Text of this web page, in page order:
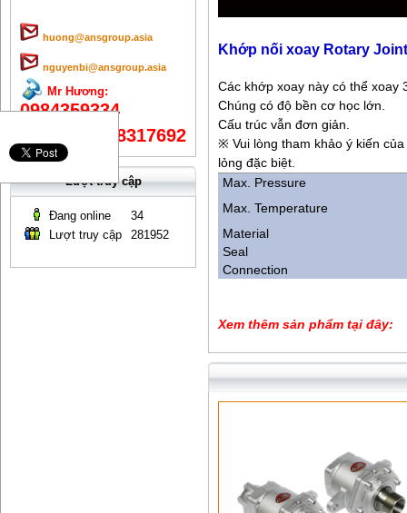
huong@ansgroup.asia
nguyenbi@ansgroup.asia
Mr Hương:
0984359334
0868317692
Lượt truy cập
Đang online
34
Lượt truy cập
281952
Khớp nối xoay Rotary
Các khớp xoay này có thể xoay
Chúng có độ bền cơ học lớn.
Cấu trúc vẫn đơn giản.
※ Vui lòng tham khảo ý kiến
lỏng đặc biệt.
Max. Pressure
Max. Temperature
Material
Seal
Connection
Xem thêm sản phẩm tại đây: